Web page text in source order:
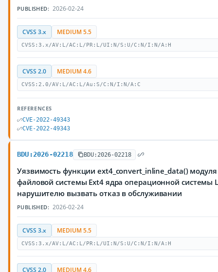
PUBLISHED: 2026-02-24
CVSS 3.x MEDIUM 5.5
CVSS:3.x/AV:L/AC:L/PR:L/UI:N/S:U/C:N/I:N/A:H
CVSS 2.0 MEDIUM 4.6
CVSS:2.0/AV:L/AC:L/Au:S/C:N/I:N/A:C
REFERENCES
CVE-2022-49343
CVE-2022-49343
BDU:2026-02218 BDU:2026-02218
Уязвимость функции ext4_convert_inline_data()
файловой системы Ext4 ядра операционной системы
нарушителю вызвать отказ в обслуживании
PUBLISHED: 2026-02-24
CVSS 3.x MEDIUM 5.5
CVSS:3.x/AV:L/AC:L/PR:L/UI:N/S:U/C:N/I:N/A:H
CVSS 2.0 MEDIUM 4.6